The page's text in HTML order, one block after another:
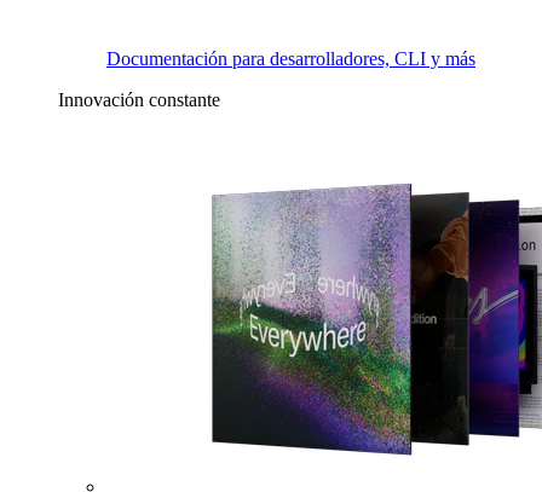
Documentación para desarrolladores, CLI y más
Innovación constante